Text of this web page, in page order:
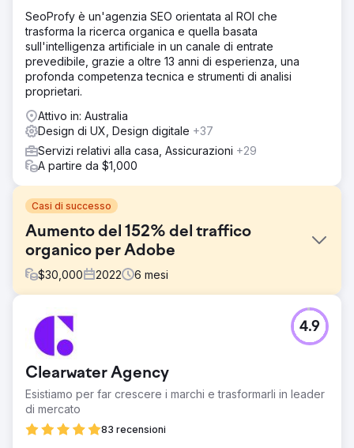
SeoProfy è un'agenzia SEO orientata al ROI che
trasforma la ricerca organica e quella basata
sull'intelligenza artificiale in un canale di entrate
prevedibile, grazie a oltre 13 anni di esperienza, una
profonda competenza tecnica e strumenti di analisi
proprietari.
Attivo in: Australia
Design di UX, Design digitale +37
Servizi relativi alla casa, Assicurazioni +29
A partire da $1,000
Casi di successo
Aumento del 152% del traffico
organico per Adobe
$30,000 2022 6 mesi
Sfida
Adobe si è rivolta a noi con una specifica esigenza di
marketing digitale, richiedendo lo sviluppo di una
strategia completa volta a rafforzare la loro presenza
online, coinvolgere il loro pubblico di riferimento,
migliorare le prestazioni delle parole chiave e aumentare
le conversioni su più piattaforme digitali.
Soluzione
Clearwater Agency
Esistiamo per far crescere i marchi e trasformarli in leader
di mercato
83 recensioni
4.9